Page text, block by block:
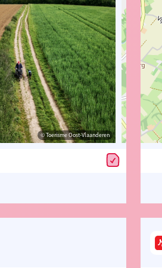
© Toerisme Oost-Vlaanderen
© Toerisme Oost-Vlaanderen